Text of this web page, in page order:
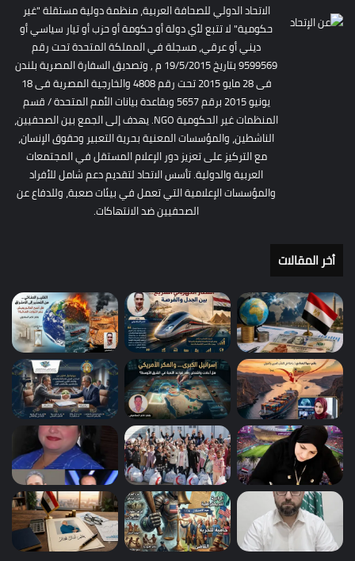
الاتحاد الدولي للصحافة العربية، منظمة دولية مستقلة "غير
حكومية" لا تتبع لأي دولة أو حكومة أو حزب أو تيار سياسي أو
ديني أو عرقي، مسجلة في المملكة المتحدة تحت رقم
9599569 بتاريخ 19/5/2015 م , وتصديق السفارة المصرية بلندن
فى 28 مايو 2015 تحت رقم 4808 والخارجية المصرية فى 18
يونيو 2015 برقم 5657 وبقاعدة بيانات الأمم المتحدة / قسم
المنظمات غير الحكومية NGO. يهدف إلى الجمع بين الصحفيين،
الناشطين، والمؤسسات المعنية بحرية التعبير وحقوق الإنسان،
مع التركيز على تعزيز دور الإعلام المستقل في المجتمعات
العربية والدولية. تأسس الاتحاد لتقديم دعم شامل للأفراد
والمؤسسات الإعلامية التي تعمل في بيئات صعبة، وللدفاع عن
الصحفيين ضد الانتهاكات.
أخر المقالات